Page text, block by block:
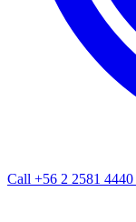
Call +56 2 2581 4440